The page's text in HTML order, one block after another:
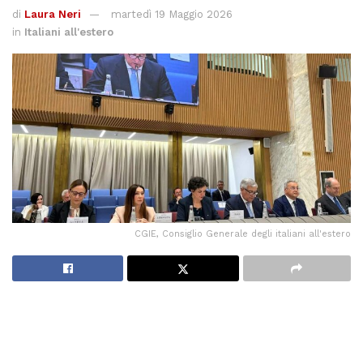
di Laura Neri
martedì 19 Maggio 2026
in Italiani all'estero
CGIE, Consiglio Generale degli italiani all'estero